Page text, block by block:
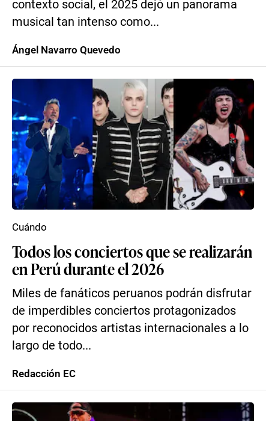
contexto social, el 2025 dejó un panorama
musical tan intenso como...
Ángel Navarro Quevedo
Todos los conciertos que se realizarán
en Perú durante el 2026
Miles de fanáticos peruanos podrán disfrutar
de imperdibles conciertos protagonizados
por reconocidos artistas internacionales a lo
largo de todo...
Cuándo
Redacción EC